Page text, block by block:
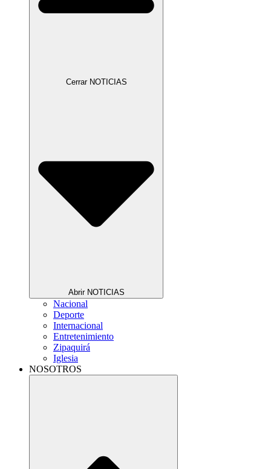
Cerrar NOTICIAS
Abrir NOTICIAS
Nacional
Deporte
Internacional
Entretenimiento
Zipaquirá
Iglesia
NOSOTROS